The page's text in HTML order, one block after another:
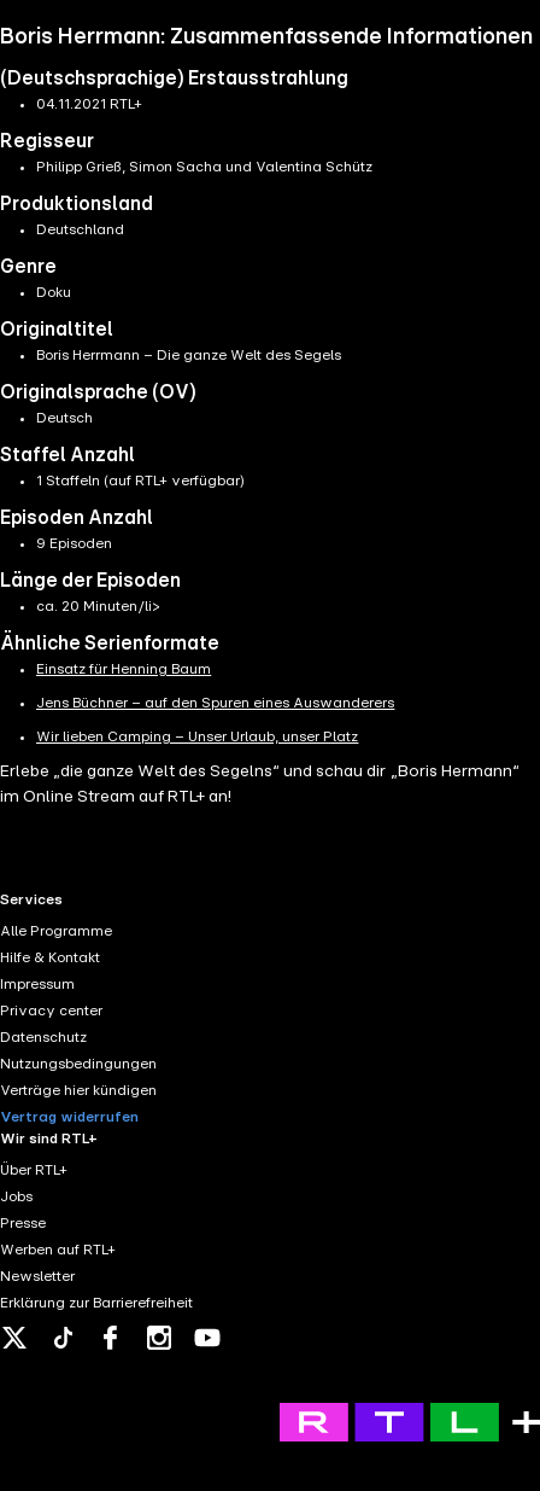
Boris Herrmann: Zusammenfassende Informationen
(Deutschsprachige) Erstausstrahlung
04.11.2021 RTL+
Regisseur
Philipp Grieß, Simon Sacha und Valentina Schütz
Produktionsland
Deutschland
Genre
Doku
Originaltitel
Boris Herrmann – Die ganze Welt des Segels
Originalsprache (OV)
Deutsch
Staffel Anzahl
1 Staffeln (auf RTL+ verfügbar)
Episoden Anzahl
9 Episoden
Länge der Episoden
ca. 20 Minuten/li>
Ähnliche Serienformate
Einsatz für Henning Baum
Jens Büchner – auf den Spuren eines Auswanderers
Wir lieben Camping – Unser Urlaub, unser Platz
Erlebe „die ganze Welt des Segelns“ und schau dir „Boris Hermann“
im Online Stream auf RTL+ an!
RTL+ useful links.
Services
Alle Programme
Hilfe & Kontakt
Impressum
Privacy center
Datenschutz
Nutzungsbedingungen
Verträge hier kündigen
Vertrag widerrufen
Wir sind RTL+
Über RTL+
Jobs
Presse
Werben auf RTL+
Newsletter
Erklärung zur Barrierefreiheit
Tiktok FacebookInstagram